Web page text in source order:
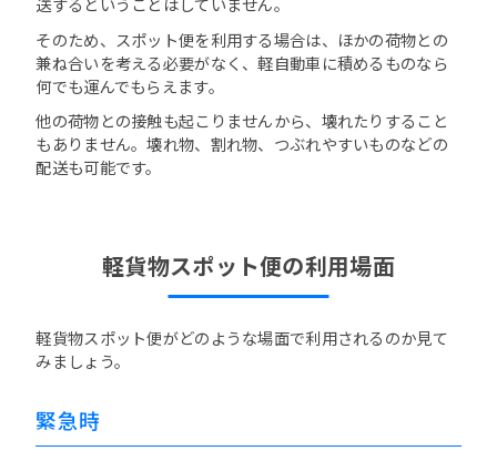
そのため、スポット便を利用する場合は、ほかの荷物との
兼ね合いを考える必要がなく、軽自動車に積めるものなら
何でも運んでもらえます。
他の荷物との接触も起こりませんから、壊れたりすること
もありません。壊れ物、割れ物、つぶれやすいものなどの
配送も可能です。
軽貨物スポット便の利用場面
軽貨物スポット便がどのような場面で利用されるのか見て
みましょう。
緊急時